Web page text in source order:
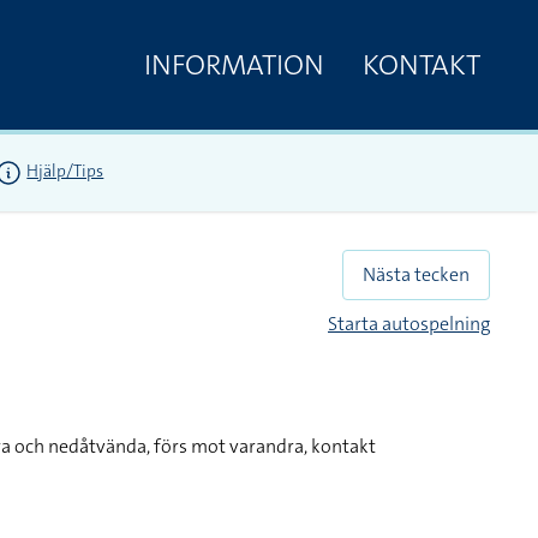
INFORMATION KONTAKT
Hjälp/Tips
Nästa tecken
Starta autospelning
och nedåtvända, förs mot varandra, kontakt